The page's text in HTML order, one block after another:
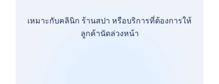
เหมาะกับคลินิก ร้านสปา หรือบริการที่ต้องการให้
ลูกค้านัดล่วงหน้า